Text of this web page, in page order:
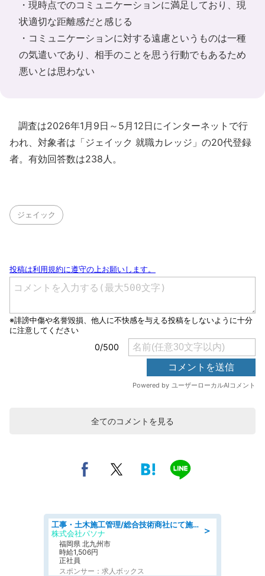
・現時点でのコミュニケーションに満足しており、現
状適切な距離感だと感じる
・コミュニケーションに対する遠慮というものは一種
の気遣いであり、相手のことを思う行動でもあるため
悪いとは思わない
調査は2026年1月9日～5月12日にインターネットで行
われ、対象者は「ジェイック 就職カレッジ」の20代登録
者。有効回答数は238人。
ジェイック
全てのコメントを見る
＞
工事・土木施工管理/総合技術商社にて施工管理のお仕事/即日勤務可/車通勤可/工事・土木施工管理/生産・品質管理
株式会社パソナ
福岡県 北九州市
時給1,506円
正社員
スポンサー：求人ボックス